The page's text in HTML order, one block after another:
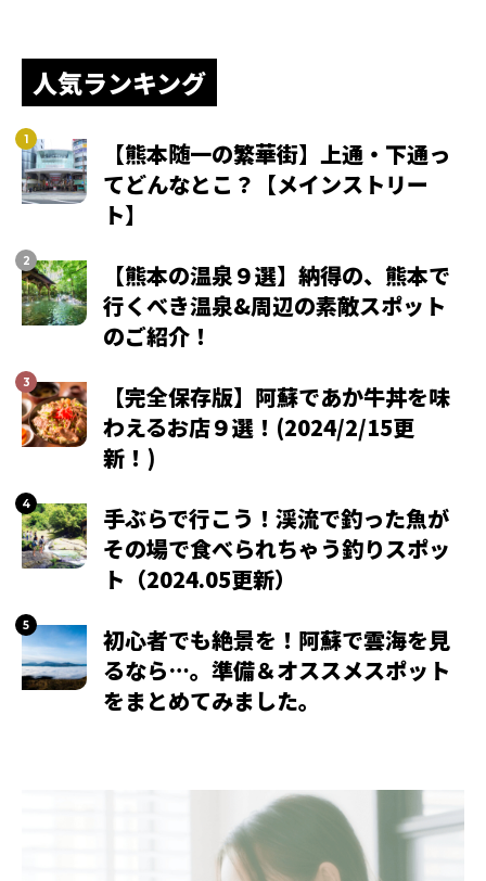
人気ランキング
【熊本随一の繁華街】上通・下通っ
てどんなとこ？【メインストリー
ト】
【熊本の温泉９選】納得の、熊本で
行くべき温泉&周辺の素敵スポット
のご紹介！
【完全保存版】阿蘇であか牛丼を味
わえるお店９選！(2024/2/15更
新！)
手ぶらで行こう！渓流で釣った魚が
その場で食べられちゃう釣りスポッ
ト（2024.05更新）
初心者でも絶景を！阿蘇で雲海を見
るなら…。準備＆オススメスポット
をまとめてみました。